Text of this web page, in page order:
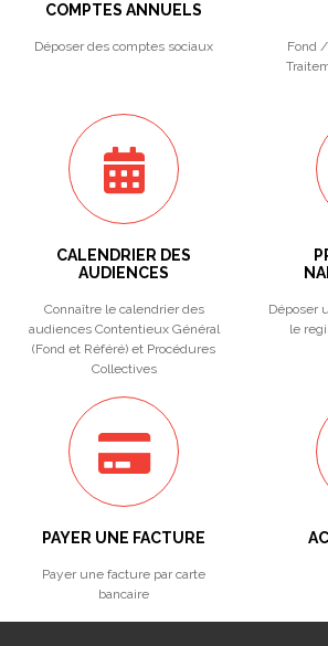
COMPTES ANNUELS
Déposer des comptes sociaux
Fond
CALENDRIER DES
AUDIENCES
Connaître le calendrier des
audiences Contentieux Général
(Fond et Référé) et Procédures
Collectives
Déposer
le
PAYER UNE FACTURE
Payer une facture par carte
bancaire